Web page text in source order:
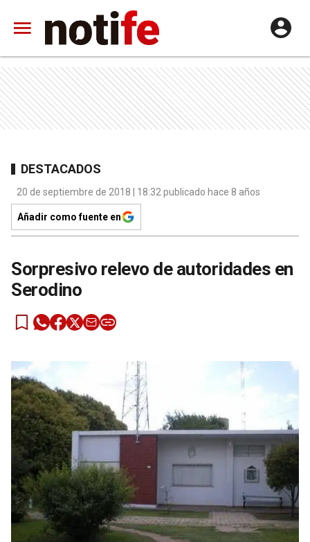
DESTACADOS
20 de septiembre de 2018 | 18:32 publicado hace 8 años
Añadir como fuente en
Sorpresivo relevo de autoridades en
Serodino